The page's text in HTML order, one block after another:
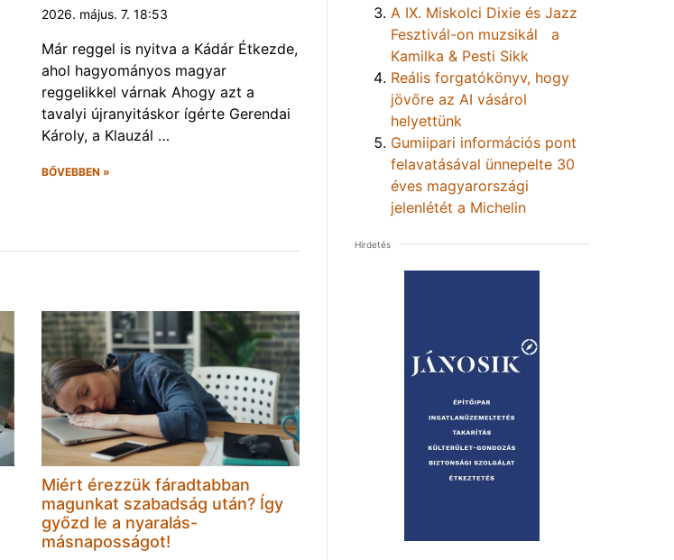
2026. május. 7. 18:53
Már reggel is nyitva a Kádár Étkezde,
ahol hagyományos magyar
reggelikkel várnak Ahogy azt a
tavalyi újranyitáskor ígérte Gerendai
Károly, a Klauzál …
BŐVEBBEN »
Miért érezzük fáradtabban
magunkat szabadság után? Így
győzd le a nyaralás-
másnaposságot!
A IX. Miskolci Dixie és Jazz
Fesztivál-on muzsikál a
Kamilka & Pesti Sikk
Reális forgatókönyv, hogy
jövőre az AI vásárol
helyettünk
Gumiipari információs pont
felavatásával ünnepelte 30
éves magyarországi
jelenlétét a Michelin
Hirdetés